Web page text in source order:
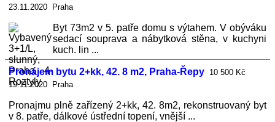
23.11.2020 Praha
Byt 73m2 v 5. patře domu s výtahem. V obýváku
sedací souprava a nábytková stěna, v kuchyni
kuch. lin ...
Pronájem bytu 2+kk, 42. 8 m2, Praha-Řepy 10 500 Kč
19.11.2020 Praha
Pronajmu plně zařízený 2+kk, 42. 8m2, rekonstruovaný byt
v 8. patře, dálkové ústřední topení, vnější ...